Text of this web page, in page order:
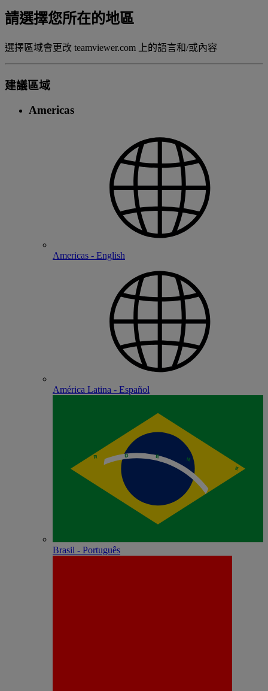
請選擇您所在的地區
選擇區域會更改 teamviewer.com 上的語言和/或內容
建議區域
Americas
Americas - English
América Latina - Español
Brasil - Português